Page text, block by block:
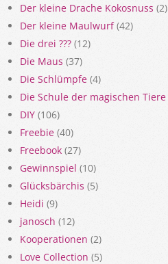
Der kleine Drache Kokosnuss (2)
Der kleine Maulwurf(42)
Die drei ??? (12)
Die Maus (37)
Die Schlümpfe (4)
Die Schule der magischen Tiere
DIY (106)
Freebie (40)
Freebook (27)
Gewinnspiel (10)
Glücksbärchis (5)
Heidi (9)
janosch (12)
Kooperationen (2)
Love Collection (5)